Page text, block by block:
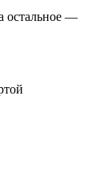
остальное —